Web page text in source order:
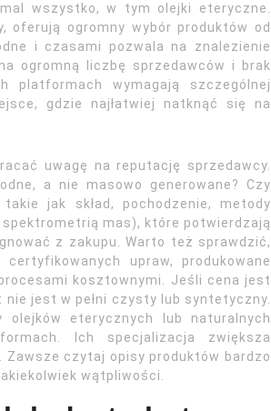
wszystko, w tym olejki eteryczne.
oferują ogromny wybór produktów od
i czasami pozwala na znalezienie
ogromną liczbę sprzedawców i brak
platformach wymagają szczególnej
gdzie najłatwiej natknąć się na
uwagę na reputację sprzedawcy.
a nie masowo generowane? Czy
jak skład, pochodzenie, metody
mas), które potwierdzają
z zakupu. Warto też sprawdzić,
upraw, produkowane
kosztownymi. Jeśli cena jest
jest w pełni czysty lub syntetyczny.
eterycznych lub naturalnych
Ich specjalizacja zwiększa
czytaj opisy produktów bardzo
wątpliwości.